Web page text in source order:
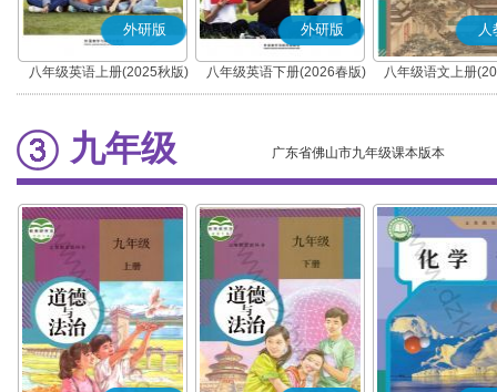
外研版
八年级英语上册(2025秋版)
外研版
八年级英语下册(2026春版)
人
八年级语文上册
(部编版)
九年级 广东省佛山市九年级课本版本